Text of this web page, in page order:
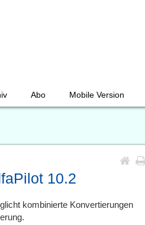
Abo Mobile Version
10.2
kombinierte Konvertierungen